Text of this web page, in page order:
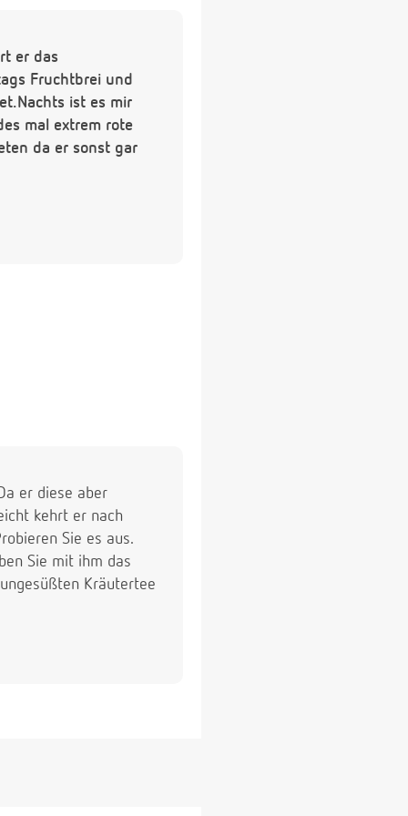
er das
Fruchtbrei und
ist es mir
mal extrem rote
da er sonst gar
er diese aber
kehrt er nach
Sie es aus.
Sie mit ihm das
Kräutertee